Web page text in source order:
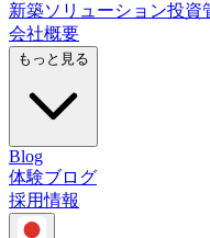
新築ソリューション投資
会社概要
もっと見る
Blog
体験ブログ
採用情報